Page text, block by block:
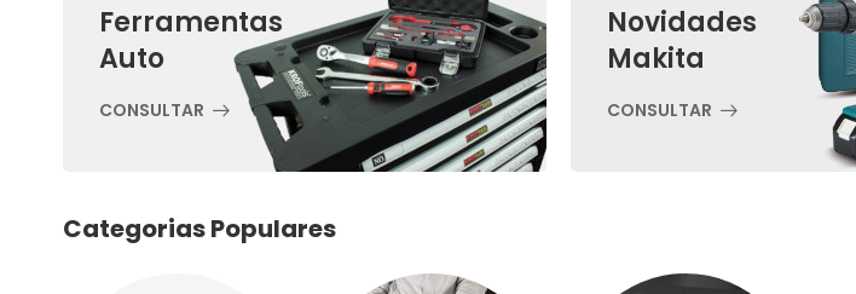
Ferramentas
Auto
CONSULTAR
Novidades
Makita
CONSULTAR
Categorias Populares